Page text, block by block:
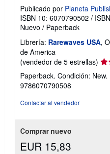
Publicado por Planeta
ISBN 10: 6070790502 /
Nuevo / Paperback
Librería: Rarewaves USA,
de America
(vendedor de 5 estrellas)
Paperback. Condición: New.
9786070790508
Contactar al vendedor
Comprar nuevo
EUR 15,83